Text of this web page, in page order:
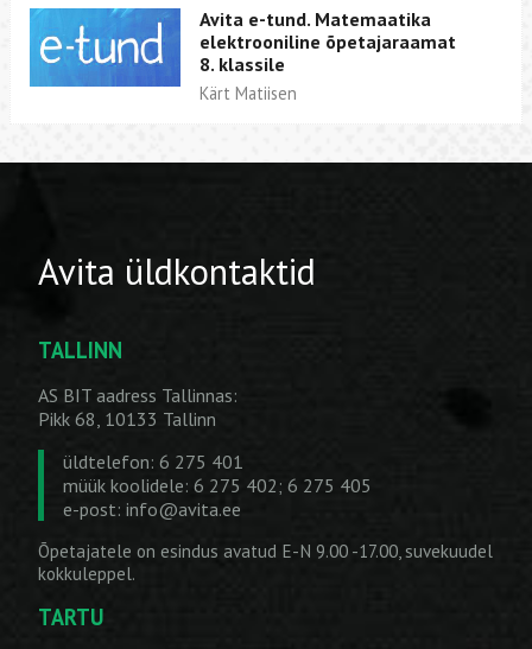
Avita e-tund. Matemaatika
elektrooniline õpetajaraamat
8. klassile
Kärt Matiisen
Avita üldkontaktid
TALLINN
AS BIT aadress Tallinnas:
Pikk 68, 10133 Tallinn
üldtelefon: 6 275 401
müük koolidele: 6 275 402; 6 275 405
e-post: info@avita.ee
Õpetajatele on esindus avatud E-N 9.00 -17.00, suvekuudel
kokkuleppel.
TARTU